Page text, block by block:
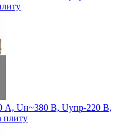
А, Uн~380 В, Uупр-220 В,
плиту